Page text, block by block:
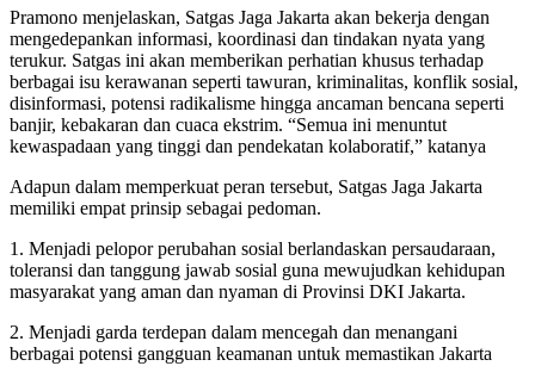
Pramono menjelaskan, Satgas Jaga Jakarta akan bekerja dengan
mengedepankan informasi, koordinasi dan tindakan nyata yang
terukur. Satgas ini akan memberikan perhatian khusus terhadap
berbagai isu kerawanan seperti tawuran, kriminalitas, konflik sosial,
disinformasi, potensi radikalisme hingga ancaman bencana seperti
banjir, kebakaran dan cuaca ekstrim. “Semua ini menuntut
kewaspadaan yang tinggi dan pendekatan kolaboratif,” katanya
Adapun dalam memperkuat peran tersebut, Satgas Jaga Jakarta
memiliki empat prinsip sebagai pedoman.
1. Menjadi pelopor perubahan sosial berlandaskan persaudaraan,
toleransi dan tanggung jawab sosial guna mewujudkan kehidupan
masyarakat yang aman dan nyaman di Provinsi DKI Jakarta.
2. Menjadi garda terdepan dalam mencegah dan menangani
berbagai potensi gangguan keamanan untuk memastikan Jakarta